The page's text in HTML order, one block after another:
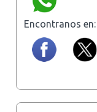
Encontranos en: